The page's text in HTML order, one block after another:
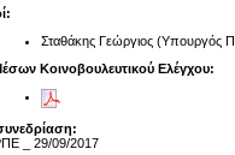
Σταθάκης Γεώργιος (Υπουργός
Κοινοβουλευτικού Ελέγχου:
_ 29/09/2017